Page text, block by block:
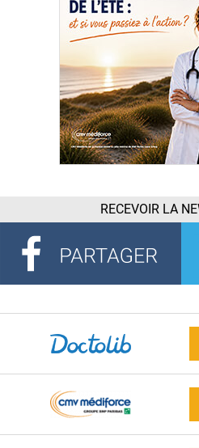
RECEVOIR LA